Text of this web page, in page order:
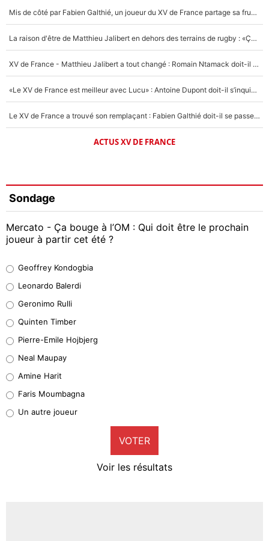
Mis de côté par Fabien Galthié, un joueur du XV de France partage sa frustration : «ils ne me l’ont pas dit tout de suite»
La raison d'être de Matthieu Jalibert en dehors des terrains de rugby : «Ça m'atteint autant que si tu touches à un membre de ma famille»
XV de France - Matthieu Jalibert a tout changé : Romain Ntamack doit-il s’inquiéter pour sa place à un an de la Coupe du monde ?
«Le XV de France est meilleur avec Lucu» : Antoine Dupont doit-il s’inquiéter pour sa place ?
Le XV de France a trouvé son remplaçant : Fabien Galthié doit-il se passer d'Antoine Dupont ?
ACTUS XV DE FRANCE
Sondage
Mercato - Ça bouge à l’OM : Qui doit être le prochain
joueur à partir cet été ?
38%
32%
5%
1%
8%
Geoffrey Kondogbia
Leonardo Balerdi
Geronimo Rulli
Quinten Timber
Pierre-Emile Hojbjerg
Neal Maupay
Amine Harit
Faris Moumbagna
Un autre joueur
VOTER
Voir les résultats